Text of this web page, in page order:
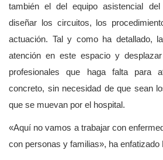
también el del equipo asistencial
diseñar los circuitos, los
actuación. Tal y como ha detallado,
atención en este espacio y
profesionales que haga falta para
concreto, sin necesidad de que sean
que se muevan por el hospital.
«Aquí no vamos a trabajar con
con personas y familias», ha enfatizado